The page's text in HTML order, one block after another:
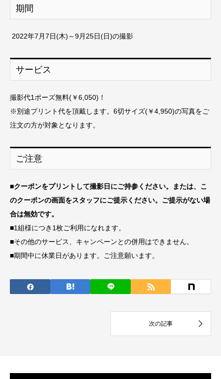
期間
2022年7月7日(木)～9月25日(日)の撮影
サービス
撮影代1ポーズ無料(￥6,050)！
※別途プリント代を頂戴します。6切サイズ(￥4,950)の写真をご
注文の方が対象となります。
ご注意
■クーポンをプリントして撮影日にご持参ください。または、こ
のクーポンの画面をスタッフにご提示ください。ご提示がない場
合は無効です。
■1組様につき1枚ご利用になれます。
■その他のサービス、キャンペーンとの併用はできません。
■期間中に休業日があります。ご注意願います。